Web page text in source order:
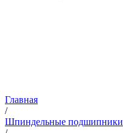
Главная
/
Шпиндельные подшипники